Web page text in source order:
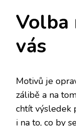
Volba
vás
Motivů je
zálibě a na
chtít výsledek
i na to, co by